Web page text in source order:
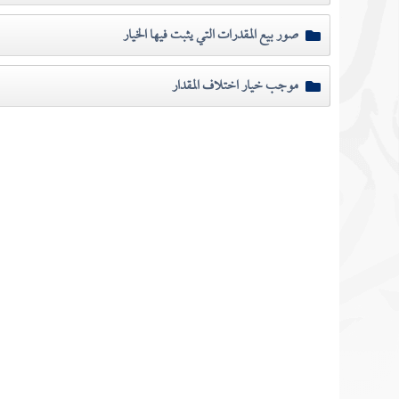
صور بيع المقدرات التي يثبت فيها الخيار
موجب خيار اختلاف المقدار